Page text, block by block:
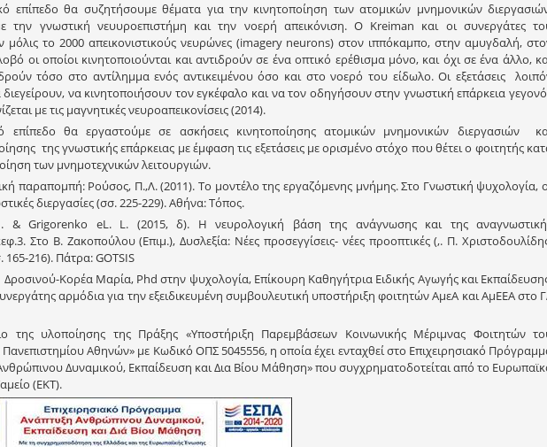
επίπεδο θα συζητήσουμε θέματα για την κινητοποίηση των ατομικών μνημονικών
την γνωστική νευυροεπιστήμη και την νοερή απεικόνιση. Ο Kreiman και οι συνεργάτες
μόλις το 2000 απεικονιστικούς νευρώνες (imagery neurons) στον ιππόκαμπο, στην αμυγδαλή,
οι οποίοι κινητοποιούνται και αντιδρούν σε ένα οπτικό ερέθισμα μόνο, και όχι σε ένα άλλο,
τόσο στο αντίλημμα ενός αντικειμένου όσο και στο νοερό του είδωλο. Οι εξετάσεις
να κινητοποιήσουν τον εγκέφαλο και να τον οδηγήσουν στην γνωστική επάρκεια
με τις μαγνητικές νευροαπεικονίσεις (2014).
επίπεδο θα εργαστούμε σε ασκήσεις κινητοποίησης ατομικών μνημονικών διεργασιών
της γνωστικής επάρκειας με έμφαση τις εξετάσεις με ορισμένο στόχο που θέτει ο φοιτητής
των μνημοτεχνικών λειτουργιών.
παραπομπή: Ρούσος, Π.,Λ. (2011). Το μοντέλο της εργαζόμενης μνήμης. Στο Γνωστική ψυχολογία,
διεργασίες (σσ. 225-229). Αθήνα: Τόπος.
& Grigorenko eL. L. (2015, δ). Η νευρολογική βάση της ανάγνωσης και της
Στο Β. Ζακοπούλου (Επιμ.), Δυσλεξία: Νέες προσεγγίσεις- νέες προοπτικές (,. Π.
216). Πάτρα: GOTSIS
Δροσινού-Κορέα Μαρία, Phd στην ψυχολογία, Επίκουρη Καθηγήτρια Ειδικής Αγωγής και
αρμόδια για την εξειδικευμένη συμβουλευτική υποστήριξη φοιτητών ΑμεΑ και ΑμΕΕΑ στο
της υλοποίησης της Πράξης «Υποστήριξη Παρεμβάσεων Κοινωνικής Μέριμνας Φοιτητών
Αθηνών» με Κωδικό ΟΠΣ 5045556, η οποία έχει ενταχθεί στο Επιχειρησιακό
Δυναμικού, Εκπαίδευση και Δια Βίου Μάθηση» που συγχρηματοδοτείται από το
(ΕΚΤ).